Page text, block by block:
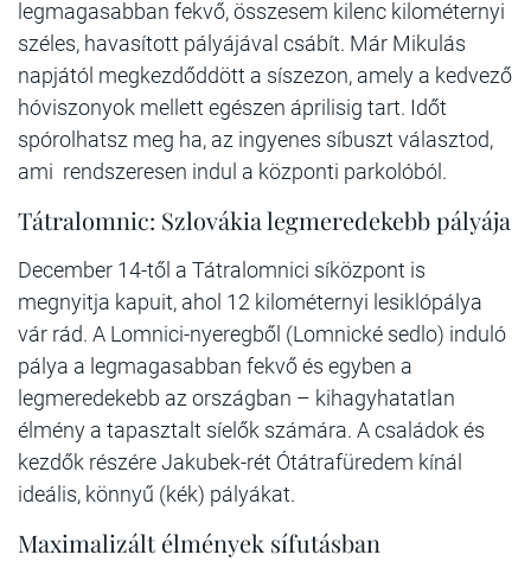
legmagasabban fekvő, összesem kilenc kilométernyi
széles, havasított pályájával csábít. Már Mikulás
napjától megkezdőddött a síszezon, amely a kedvező
hóviszonyok mellett egészen áprilisig tart. Időt
spórolhatsz meg ha, az ingyenes síbuszt választod,
ami rendszeresen indul a központi parkolóból.
Tátralomnic: Szlovákia legmeredekebb pályája
December 14-től a Tátralomnici síközpont is
megnyitja kapuit, ahol 12 kilométernyi lesiklópálya
vár rád. A Lomnici-nyeregből (Lomnické sedlo) induló
pálya a legmagasabban fekvő és egyben a
legmeredekebb az országban – kihagyhatatlan
élmény a tapasztalt síelők számára. A családok és
kezdők részére Jakubek-rét Ótátrafüredem kínál
ideális, könnyű (kék) pályákat.
Maximalizált élmények sífutásban